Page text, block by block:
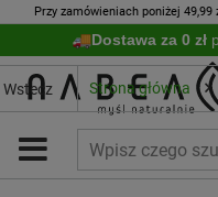
Przy zamówieniach poniżej 49,99
Dostawa za 0 zł
Wstecz Strona główna